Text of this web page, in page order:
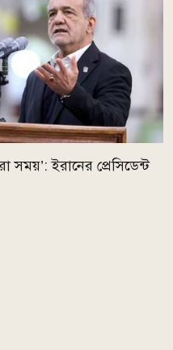
সময়’: ইরানের প্রেসিডেন্ট